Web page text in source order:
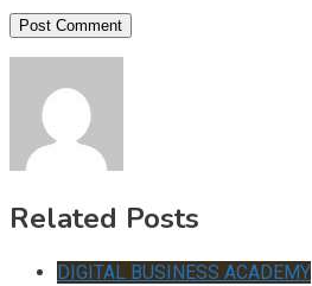
Related Posts
DIGITAL BUSINESS ACADEMY